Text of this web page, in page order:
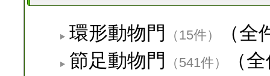
環形動物門 （15件）
（
節足動物門
（541件）
（